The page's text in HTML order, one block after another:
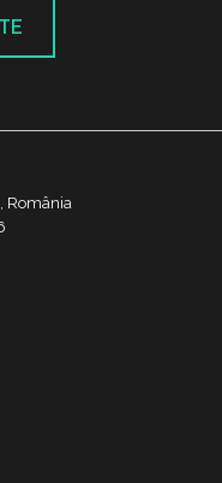
România